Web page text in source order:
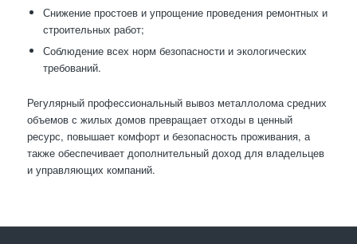
Снижение простоев и упрощение проведения ремонтных и
строительных работ;
Соблюдение всех норм безопасности и экологических
требований.
Регулярный профессиональный вывоз металлолома средних
объемов с жилых домов превращает отходы в ценный
ресурс, повышает комфорт и безопасность проживания, а
также обеспечивает дополнительный доход для владельцев
и управляющих компаний.